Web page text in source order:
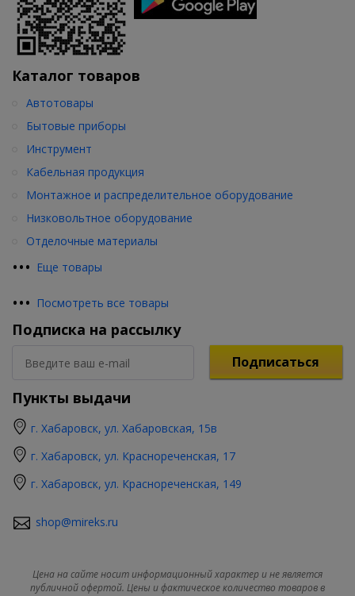
Каталог товаров
••• Еще товары
Автотовары
Бытовые приборы
Инструмент
Кабельная продукция
Монтажное и распределительное оборудование
Низковольтное оборудование
Отделочные материалы
••• Посмотреть все товары
Подписка на рассылку
Подписаться
Пункты выдачи
г. Хабаровск, ул. Хабаровская, 15в
г. Хабаровск, ул. Краснореченская, 17
г. Хабаровск, ул. Краснореченская, 149
shop@mireks.ru
Цена на сайте носит информационный характер и не является
публичной офертой. Цены и фактическое количество товаров в